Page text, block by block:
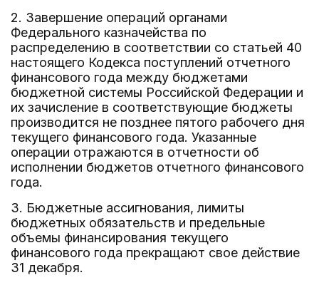
2. Завершение операций органами
Федерального казначейства по
распределению в соответствии со статьей 40
настоящего Кодекса поступлений отчетного
финансового года между бюджетами
бюджетной системы Российской Федерации и
их зачисление в соответствующие бюджеты
производится не позднее пятого рабочего дня
текущего финансового года. Указанные
операции отражаются в отчетности об
исполнении бюджетов отчетного финансового
года.
3. Бюджетные ассигнования, лимиты
бюджетных обязательств и предельные
объемы финансирования текущего
финансового года прекращают свое действие
31 декабря.